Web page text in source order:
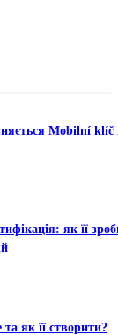
Mobilní klíč
як її
як її створити?